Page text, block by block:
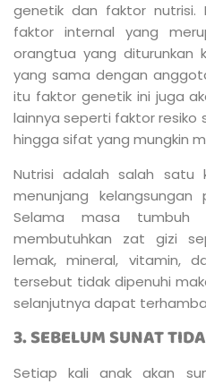
genetik dan faktor nutrisi.
faktor internal yang
orangtua yang diturunkan
yang sama dengan
itu faktor genetik ini juga
lainnya seperti faktor resiko
hingga sifat yang mungkin
Nutrisi adalah salah satu
menunjang
Selama masa tumbuh
membutuhkan zat gizi
lemak, mineral, vitamin,
tersebut tidak dipenuhi
selanjutnya dapat
3. SEBELUM SUNAT
Setiap kali anak akan